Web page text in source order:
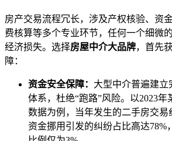
房产交易流程冗长，涉及产权核验、资
费核算等多个专业环节，任何一个细微
经济损失。选择房屋中介大品牌，首先
障：
资金安全保障： 大型中介普遍建立
体系，杜绝“跑路”风险。以2023
数据为例，当年发生的二手房交易
资金挪用引发的纠纷占比高达78%